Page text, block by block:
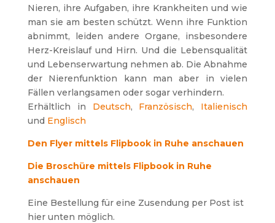
Nieren, ihre Aufgaben, ihre Krankheiten und wie
man sie am besten schützt. Wenn ihre Funktion
abnimmt, leiden andere Organe, insbesondere
Herz-Kreislauf und Hirn. Und die Lebensqualität
und Lebenserwartung nehmen ab. Die Abnahme
der Nierenfunktion kann man aber in vielen
Fällen verlangsamen oder sogar verhindern.
Erhältlich in Deutsch, Französisch, Italienisch
und Englisch
Den Flyer mittels Flipbook in Ruhe anschauen
Die Broschüre mittels Flipbook in Ruhe
anschauen
Eine Bestellung für eine Zusendung per Post ist
hier unten möglich.